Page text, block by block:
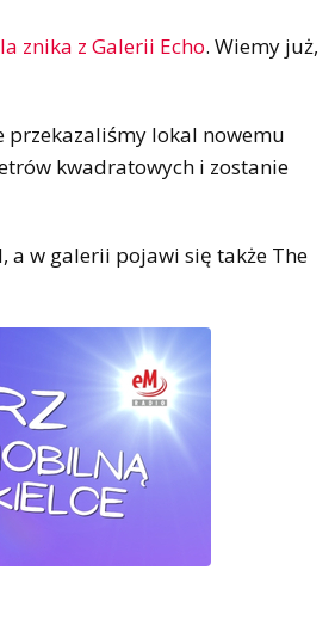
znika z Galerii Echo. Wiemy już,
przekazaliśmy lokal nowemu
kwadratowych i zostanie
a w galerii pojawi się także The